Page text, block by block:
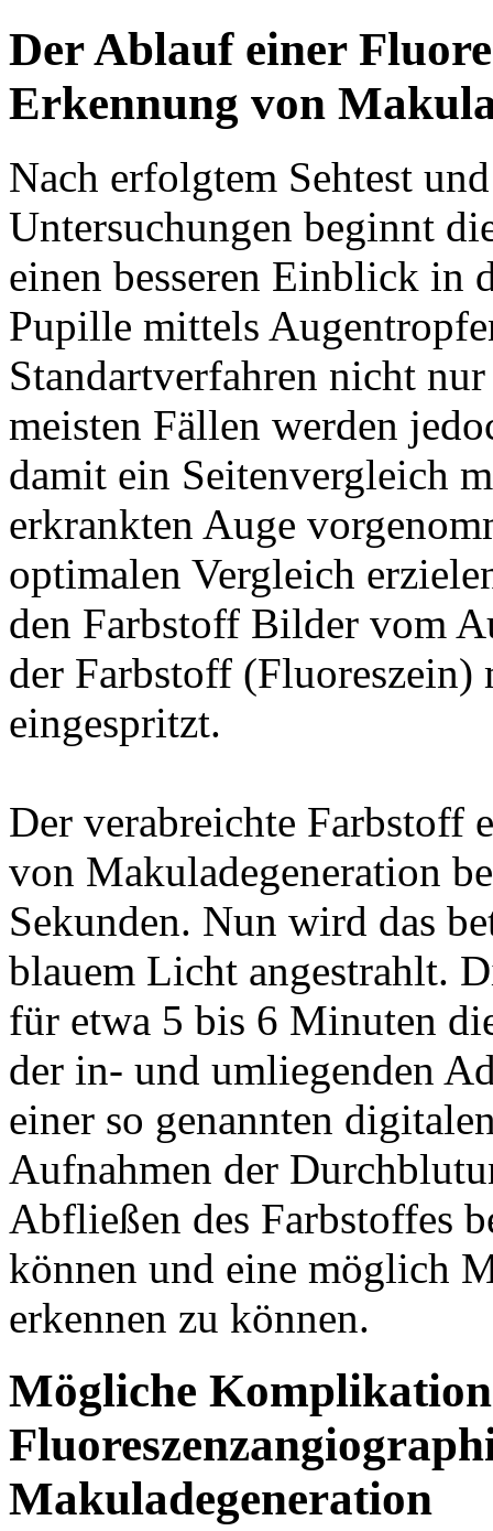
Der Ablauf einer
Erkennung von
Nach erfolgtem Sehtest
Untersuchungen beginnt
einen besseren Einblick in
Pupille mittels
Standartverfahren nicht
meisten Fällen werden
damit ein Seitenvergleich
erkrankten Auge
optimalen Vergleich
den Farbstoff Bilder vom
der Farbstoff
eingespritzt.
Der verabreichte Farbstoff
von Makuladegeneration
Sekunden. Nun wird das
blauem Licht angestrahlt.
für etwa 5 bis 6 Minuten
der in- und umliegenden
einer so genannten
Aufnahmen der
Abfließen des Farbstoffes
können und eine möglich
erkennen zu können.
Mögliche
Makuladegeneration